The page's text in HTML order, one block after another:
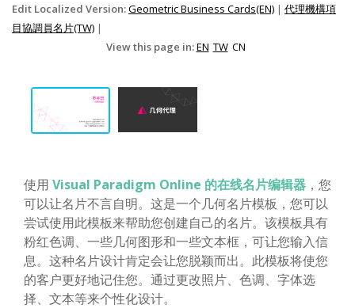
Edit Localized Version:Geometric Business Cards(EN) | 代理機構項
目協調員名片(TW) |
View this page in:EN TW CN
使用 Visual Paradigm Online 的在线名片编辑器 ，您
可以让名片不言自明。这是一个几何名片模板，您可以
尝试使用此模板来帮助您创建自己的名片。该模板具有
粉红色调、一些几何图形和一些文本框，可让您输入信
息。这种名片设计肯定会让您脱颖而出。此模板将使您
的客户更好地记住您。通过更改照片、色调、字体选
择、文本等来个性化设计。